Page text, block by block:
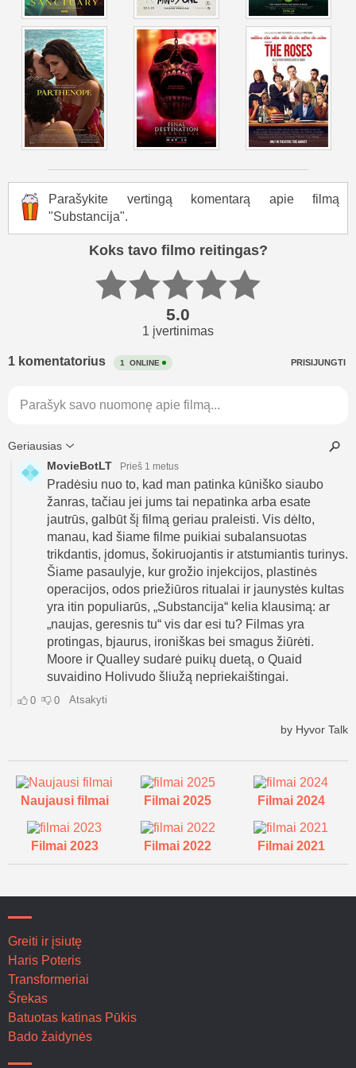
Parašykite vertingą komentarą apie filmą
"Substancija".
Naujausi filmai Filmai 2025 Filmai 2024
Filmai 2023 Filmai 2022 Filmai 2021
Greiti ir įsiutę
Haris Poteris
Transformeriai
Šrekas
Batuotas katinas Pūkis
Bado žaidynės